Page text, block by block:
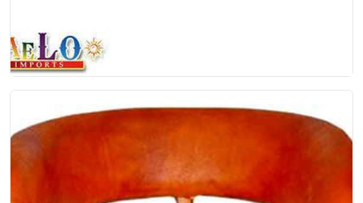
Mesa para equipal, hecha de madera de color
natural en la base y la tapa de la mesa es
cubierta por...
EP-00-005